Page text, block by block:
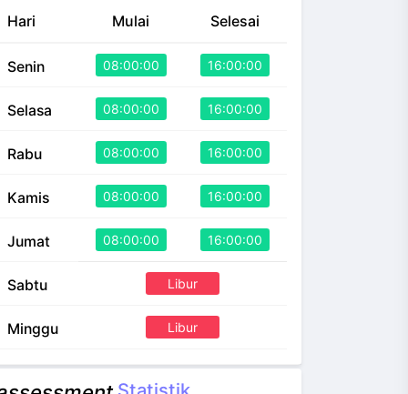
Hari Mulai Selesai
Senin 08:00:00 16:00:00
Selasa 08:00:00 16:00:00
Rabu 08:00:00 16:00:00
Kamis 08:00:00 16:00:00
Jumat 08:00:00 16:00:00
Sabtu Libur
Minggu Libur